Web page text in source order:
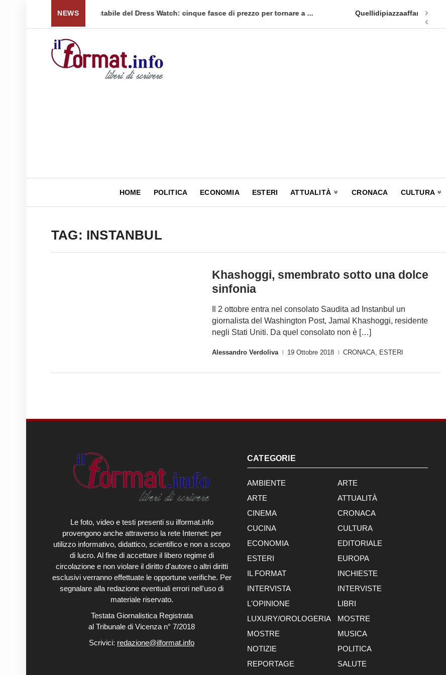
NEWS
di prezzo per tornare a ... Quellidipiazzaaffari lancia un nuovo appuntamento in terra siciliana: Quellidipiazzatrinità
HOME POLITICA ECONOMIA ESTERI ATTUALITÀ CRONACA CULTURA
TAG: INSTANBUL
Khashoggi, smembrato sotto una dolce
sinfonia
Il 2 ottobre entra nel consolato Saudita ad Instanbul un
giornalista del Washington Post, Jamal Khashoggi, residente
negli Stati Uniti. Da quel consolato non è […]
Alessandro Verdoliva 19 Ottobre 2018 CRONACA, ESTERI
Le foto, video e testi presenti su ilformat.info
provengono anche attraverso la rete Internet: per
utilizzo informativo, didattico, scientifico e non a scopo
di lucro. Al fine di accettare il libero regime di
circolazione e non violare il diritto d'autore o altri diritti
esclusivi verranno effettuate le opportune verifiche. Per
segnalare alla redazione eventuali errori nell'uso di
materiale riservato.
Testata Giornalistica Registrata
al Tribunale di Vicenza n° 7/2018
Scrivici: redazione@ilformat.info
CATEGORIE
AMBIENTE
ARTE
ARTE
ATTUALITÀ
CINEMA
CRONACA
CUCINA
CULTURA
ECONOMIA
EDITORIALE
ESTERI
EUROPA
IL FORMAT
INCHIESTE
INTERVISTA
INTERVISTE
L'OPINIONE
LIBRI
LUXURY/OROLOGERIA
MOSTRE
MOSTRE
MUSICA
NOTIZIE
POLITICA
REPORTAGE
SALUTE